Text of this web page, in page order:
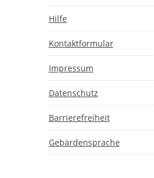
Hilfe
Kontaktformular
Impressum
Datenschutz
Barrierefreiheit
Gebärdensprache